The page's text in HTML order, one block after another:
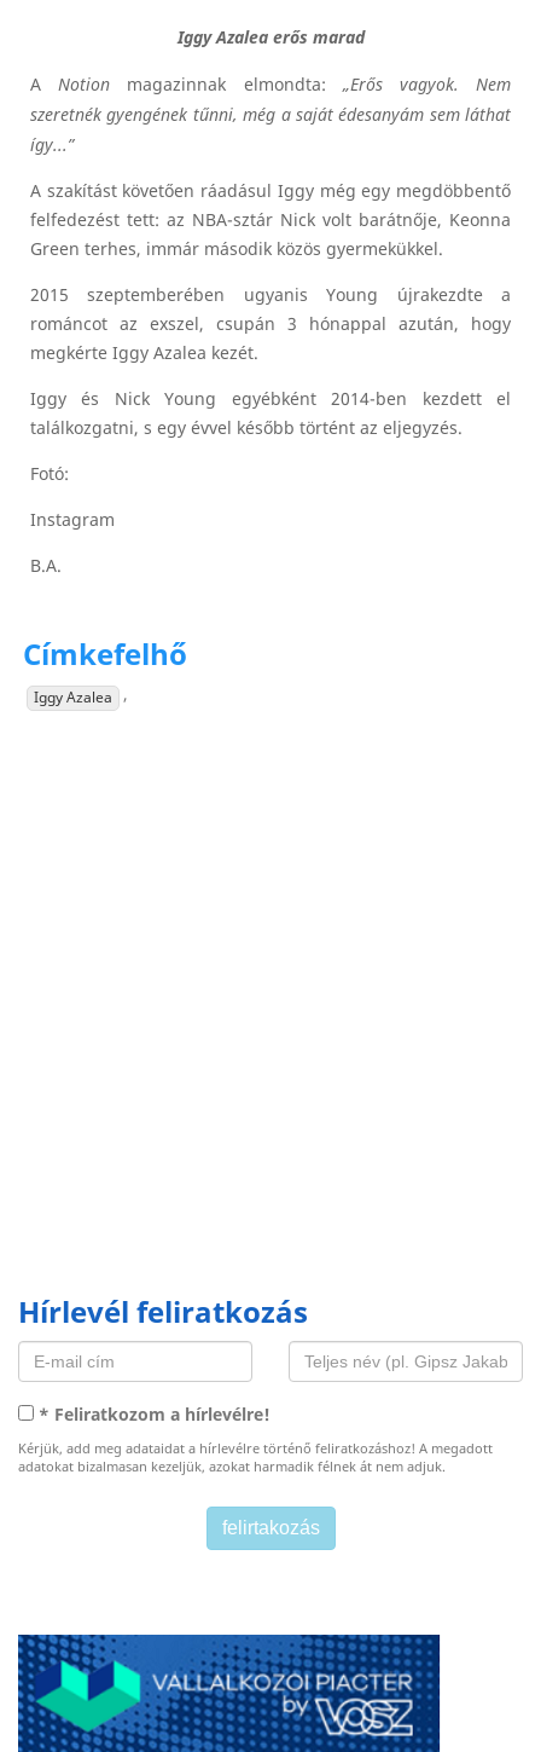
Iggy Azalea erős marad
ANotion magazinnak elmondta: „Erős vagyok. Nem
szeretnék gyengének tűnni, még a saját édesanyám sem láthat
így...”
A szakítást követően ráadásul Iggy még egy megdöbbentő
felfedezést tett: az NBA-sztár Nick volt barátnője, Keonna
Green terhes, immár második közös gyermekükkel.
2015 szeptemberében ugyanis Young újrakezdte a
románcot az exszel, csupán 3 hónappal azután, hogy
megkérte Iggy Azalea kezét.
Iggy és Nick Young egyébként 2014-ben kezdett el
találkozgatni, s egy évvel később történt az eljegyzés.
Fotó:
Instagram
B.A.
Címkefelhő
Iggy Azalea ,
Hírlevél feliratkozás
* Feliratkozom a hírlevélre!
Kérjük, add meg adataidat a hírlevélre történő feliratkozáshoz! A megadott
adatokat bizalmasan kezeljük, azokat harmadik félnek át nem adjuk.